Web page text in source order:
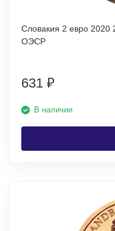
Словакия 2 евро 2020 20-летию вступления Словакии в
ОЭСР
631 ₽
В наличии